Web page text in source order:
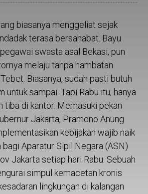
biasanya menggeliat sejak
terasa bersahabat. Bayu
swasta asal Bekasi, pun
melaju tanpa hambatan
Biasanya, sudah pasti butuh
untuk sampai. Tapi Rabu itu, hanya
tiba di kantor. Memasuki pekan
Jakarta, Pramono Anung
kebijakan wajib naik
bagi Aparatur Sipil Negara (ASN)
Jakarta setiap hari Rabu. Sebuah
simpul kemacetan kronis
lingkungan di kalangan